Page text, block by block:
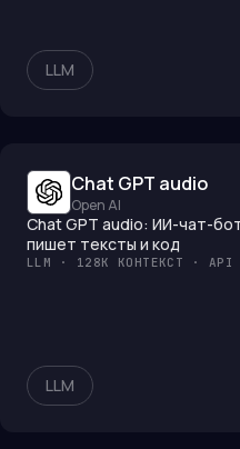
LLM
Chat GPT audio
Open AI
Chat GPT audio: ИИ-чат-
пишет тексты и код
LLM · 128K КОНТЕКСТ · API
LLM